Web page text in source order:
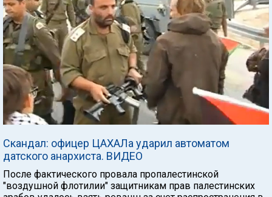
Скандал: офицер ЦАХАЛа ударил автоматом
датского анархиста. ВИДЕО
После фактического провала пропалестинской
"воздушной флотилии" защитникам прав палестинских